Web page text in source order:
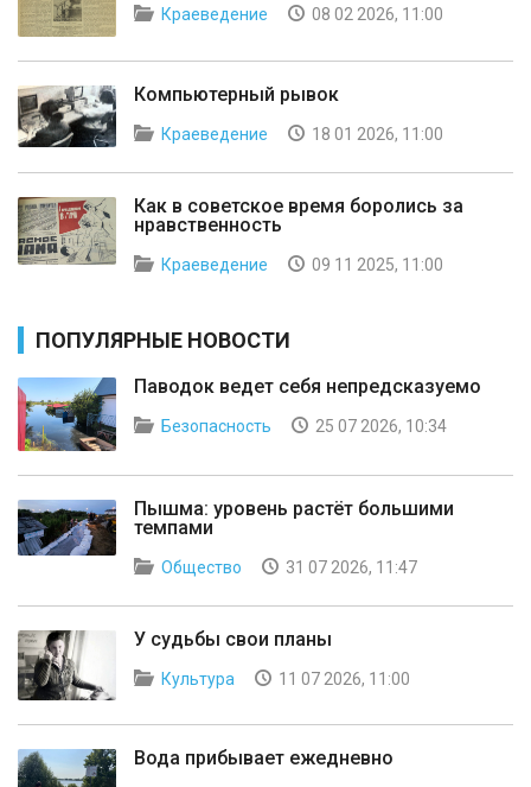
Краеведение 08 02 2026, 11:00
Компьютерный рывок
Краеведение 18 01 2026, 11:00
Как в советское время боролись за
нравственность
Краеведение 09 11 2025, 11:00
ПОПУЛЯРНЫЕ НОВОСТИ
Паводок ведет себя непредсказуемо
Безопасность 25 07 2026, 10:34
Пышма: уровень растёт большими
темпами
Общество 31 07 2026, 11:47
У судьбы свои планы
Культура 11 07 2026, 11:00
Вода прибывает ежедневно